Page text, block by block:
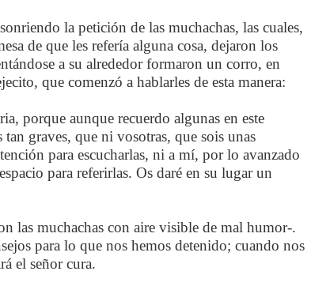
la petición de las muchachas, las cuales,
de que les refería alguna cosa, dejaron los
a su alrededor formaron un corro, en
que comenzó a hablarles de esta manera:
porque aunque recuerdo algunas en este
tan graves, que ni vosotras, que sois unas
para escucharlas, ni a mí, por lo avanzado
para referirlas. Os daré en su lugar un
las muchachas con aire visible de mal humor-.
para lo que nos hemos detenido; cuando nos
el señor cura.